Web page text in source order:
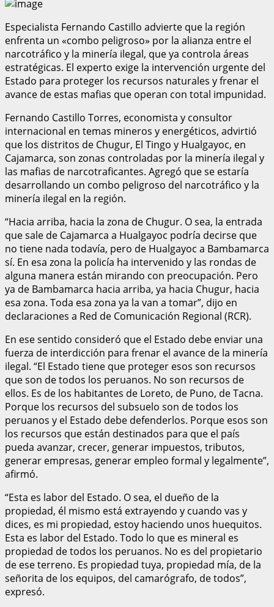
Especialista Fernando Castillo advierte que la región
enfrenta un «combo peligroso» por la alianza entre el
narcotráfico y la minería ilegal, que ya controla áreas
estratégicas. El experto exige la intervención urgente del
Estado para proteger los recursos naturales y frenar el
avance de estas mafias que operan con total impunidad.
Fernando Castillo Torres, economista y consultor
internacional en temas mineros y energéticos, advirtió
que los distritos de Chugur, El Tingo y Hualgayoc, en
Cajamarca, son zonas controladas por la minería ilegal y
las mafias de narcotraficantes. Agregó que se estaría
desarrollando un combo peligroso del narcotráfico y la
minería ilegal en la región.
“Hacia arriba, hacia la zona de Chugur. O sea, la entrada
que sale de Cajamarca a Hualgayoc podría decirse que
no tiene nada todavía, pero de Hualgayoc a Bambamarca
sí. En esa zona la policía ha intervenido y las rondas de
alguna manera están mirando con preocupación. Pero
ya de Bambamarca hacia arriba, ya hacia Chugur, hacia
esa zona. Toda esa zona ya la van a tomar”, dijo en
declaraciones a Red de Comunicación Regional (RCR).
En ese sentido consideró que el Estado debe enviar una
fuerza de interdicción para frenar el avance de la minería
ilegal. “El Estado tiene que proteger esos son recursos
que son de todos los peruanos. No son recursos de
ellos. Es de los habitantes de Loreto, de Puno, de Tacna.
Porque los recursos del subsuelo son de todos los
peruanos y el Estado debe defenderlos. Porque esos son
los recursos que están destinados para que el país
pueda avanzar, crecer, generar impuestos, tributos,
generar empresas, generar empleo formal y legalmente”,
afirmó.
“Esta es labor del Estado. O sea, el dueño de la
propiedad, él mismo está extrayendo y cuando vas y
dices, es mi propiedad, estoy haciendo unos huequitos.
Esta es labor del Estado. Todo lo que es mineral es
propiedad de todos los peruanos. No es del propietario
de ese terreno. Es propiedad tuya, propiedad mía, de la
señorita de los equipos, del camarógrafo, de todos”,
expresó.